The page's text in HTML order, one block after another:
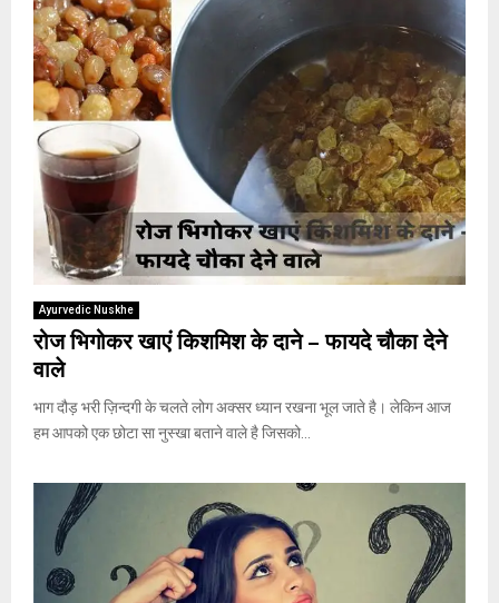
Ayurvedic Nuskhe
रोज भिगोकर खाएं किशमिश के दाने – फायदे चौका देने
वाले
भाग दौड़ भरी ज़िन्दगी के चलते लोग अक्सर ध्यान रखना भूल जाते है। लेकिन आज
हम आपको एक छोटा सा नुस्खा बताने वाले है जिसको...